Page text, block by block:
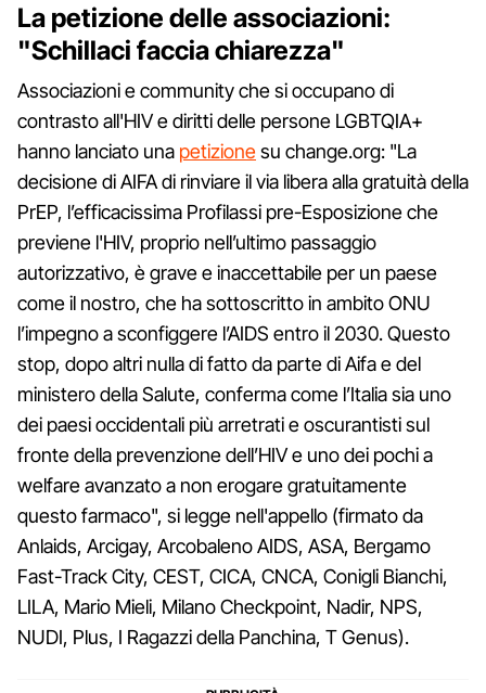
La petizione delle associazioni:
"Schillaci faccia chiarezza"
Associazioni e community che si occupano di
contrasto all'HIV e diritti delle persone LGBTQIA+
hanno lanciato una petizionesu change.org: "La
decisione di AIFA di rinviare il via libera alla gratuità della
PrEP, l’efficacissima Profilassi pre-Esposizione che
previene l'HIV, proprio nell’ultimo passaggio
autorizzativo, è grave e inaccettabile per un paese
come il nostro, che ha sottoscritto in ambito ONU
l’impegno a sconfiggere l’AIDS entro il 2030. Questo
stop, dopo altri nulla di fatto da parte di Aifa e del
ministero della Salute, conferma come l’Italia sia uno
dei paesi occidentali più arretrati e oscurantisti sul
fronte della prevenzione dell’HIV e uno dei pochi a
welfare avanzato a non erogare gratuitamente
questo farmaco", si legge nell'appello (firmato da
Anlaids, Arcigay, Arcobaleno AIDS, ASA, Bergamo
Fast-Track City, CEST, CICA, CNCA, Conigli Bianchi,
LILA, Mario Mieli, Milano Checkpoint, Nadir, NPS,
NUDI, Plus, I Ragazzi della Panchina, T Genus).